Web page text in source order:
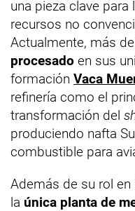
una pieza clave
recursos no
Actualmente, más
procesado en sus
formación Vaca
refinería como el
transformación del
produciendo nafta
combustible para
Además de su rol en
la única planta de